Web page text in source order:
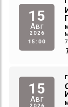
15
Авг
2026
15:00
15
Авг